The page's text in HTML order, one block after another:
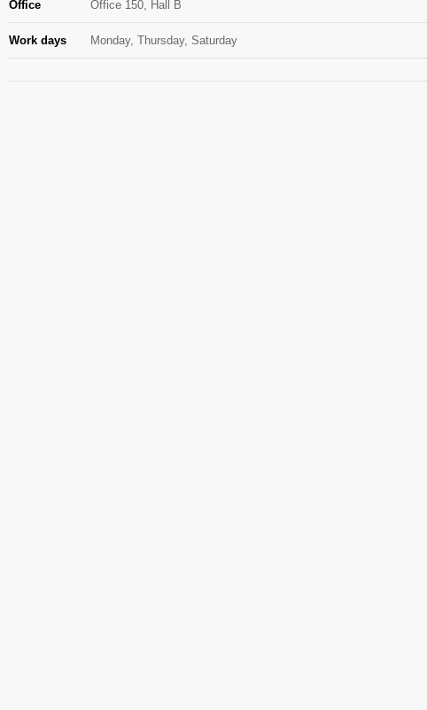
Office Office 150, Hall B
Work days Monday, Thursday, Saturday